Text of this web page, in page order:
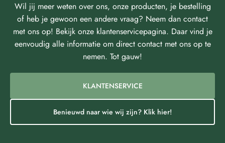
Wil jij meer weten over ons, onze producten, je bestelling
of heb je gewoon een andere vraag? Neem dan contact
met ons op! Bekijk onze klantenservicepagina. Daar vind je
eenvoudig alle informatie om direct contact met ons op te
nemen. Tot gauw!
KLANTENSERVICE
Benieuwd naar wie wij zijn? Klik hier!